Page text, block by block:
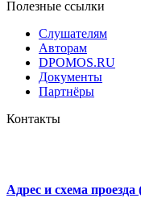
Полезные ссылки
Слушателям
Авторам
DPOMOS.RU
Документы
Партнёры
Контакты
Адрес и схема проезда